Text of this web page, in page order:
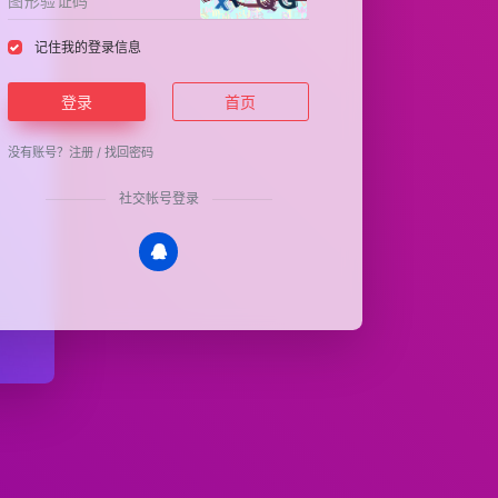
记住我的登录信息
登录 首页
没有账号？ 注册 /找回密码
社交帐号登录